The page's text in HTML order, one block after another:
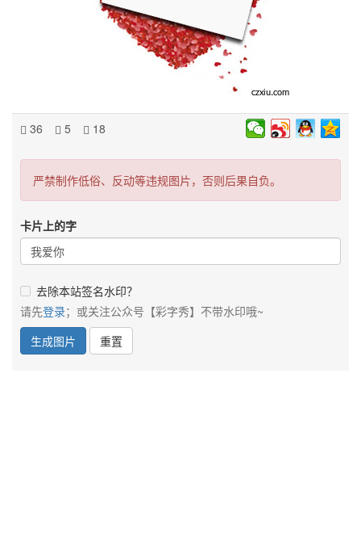
36 5 18
严禁制作低俗、反动等违规图片，否则后果自负。
卡片上的字
去除本站签名水印？
请先登录；或关注公众号【彩字秀】不带水印哦~
生成图片
重置